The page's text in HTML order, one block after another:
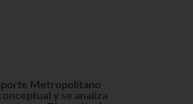
Metropolitano
y se analiza